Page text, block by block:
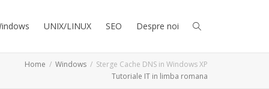
UNIX/LINUX SEO Despre noi
Home Windows
Sterge Cache DNS in Windows XP
Tutoriale IT in limba romana